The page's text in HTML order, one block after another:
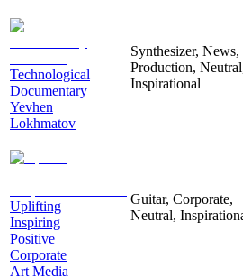
Technological
Documentary
Yevhen
Lokhmatov
Synthesizer, News,
Production,
Inspirational
Uplifting
Inspiring
Positive
Corporate
Art Media
Guitar, Corporate,
Neutral,